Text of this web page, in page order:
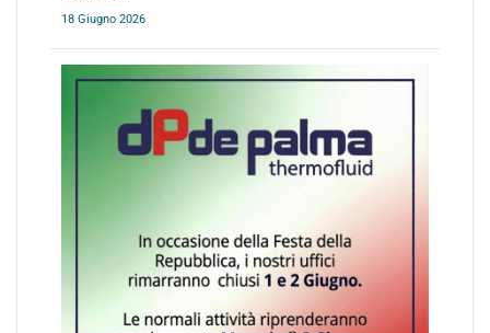
18 Giugno 2026